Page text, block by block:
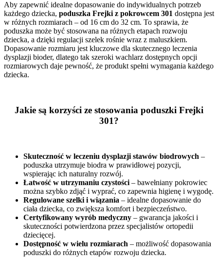
Aby zapewnić idealne dopasowanie do indywidualnych potrzeb
każdego dziecka, poduszka Frejki z pokrowcem 301 dostępna jest
w różnych rozmiarach – od 16 cm do 32 cm. To sprawia, że
poduszka może być stosowana na różnych etapach rozwoju
dziecka, a dzięki regulacji szelek rośnie wraz z maluszkiem.
Dopasowanie rozmiaru jest kluczowe dla skutecznego leczenia
dysplazji bioder, dlatego tak szeroki wachlarz dostępnych opcji
rozmiarowych daje pewność, że produkt spełni wymagania każdego
dziecka.
Jakie są korzyści ze stosowania poduszki Frejki
301?
Skuteczność w leczeniu dysplazji stawów biodrowych –
poduszka utrzymuje biodra w prawidłowej pozycji,
wspierając ich naturalny rozwój.
Łatwość w utrzymaniu czystości – bawełniany pokrowiec
można szybko zdjąć i wyprać, co zapewnia higienę i wygodę.
Regulowane szelki i wiązania – idealne dopasowanie do
ciała dziecka, co zwiększa komfort i bezpieczeństwo.
Certyfikowany wyrób medyczny – gwarancja jakości i
skuteczności potwierdzona przez specjalistów ortopedii
dziecięcej.
Dostępność w wielu rozmiarach – możliwość dopasowania
poduszki do różnych etapów rozwoju dziecka.